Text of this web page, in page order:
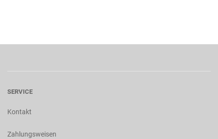
SERVICE
Kontakt
Zahlungsweisen